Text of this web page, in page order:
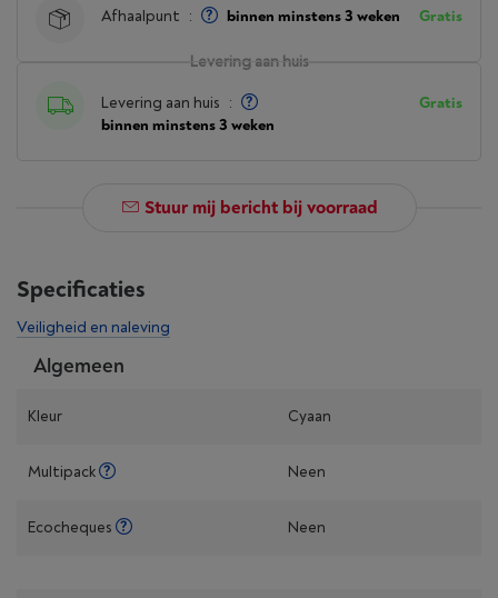
Levering aan huis
Levering aan huis :
binnen minstens 3 weken
Gratis
Afhaalpunt : binnen minstens 3 weken Gratis
Stuur mij bericht bij voorraad
Specificaties
Veiligheid en naleving
Algemeen
Kleur Cyaan
Multipack Neen
Ecocheques Neen